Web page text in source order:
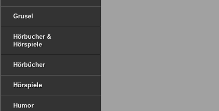
Grusel
Hörbucher &
Hörspiele
Hörbücher
Hörspiele
Humor